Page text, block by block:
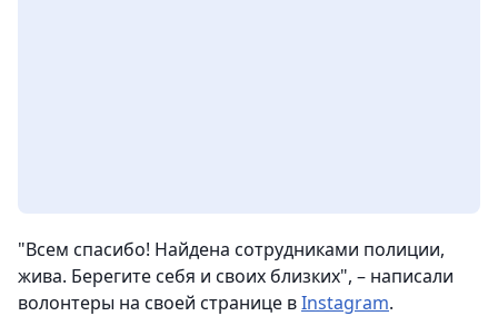
"Всем спасибо! Найдена сотрудниками полиции,
жива. Берегите себя и своих близких", – написали
волонтеры на своей странице вInstagram.